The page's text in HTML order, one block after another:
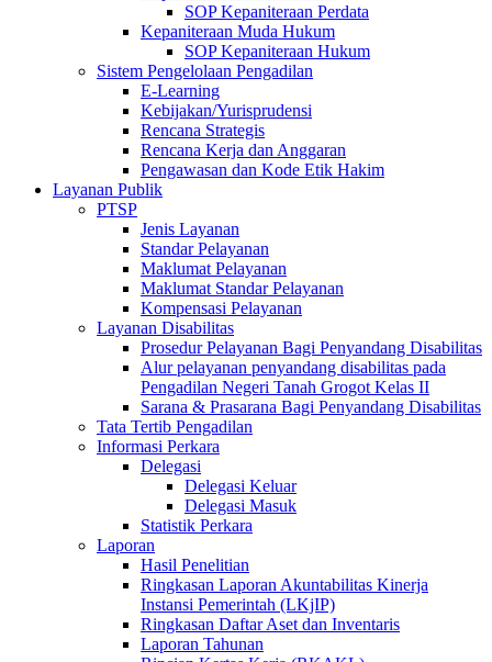
SOP Kepaniteraan Perdata
Kepaniteraan Muda Hukum
SOP Kepaniteraan Hukum
Sistem Pengelolaan Pengadilan
E-Learning
Kebijakan/Yurisprudensi
Rencana Strategis
Rencana Kerja dan Anggaran
Pengawasan dan Kode Etik Hakim
Layanan Publik
PTSP
Jenis Layanan
Standar Pelayanan
Maklumat Pelayanan
Maklumat Standar Pelayanan
Kompensasi Pelayanan
Layanan Disabilitas
Prosedur Pelayanan Bagi Penyandang Disabilitas
Alur pelayanan penyandang disabilitas pada
Pengadilan Negeri Tanah Grogot Kelas II
Sarana & Prasarana Bagi Penyandang Disabilitas
Tata Tertib Pengadilan
Informasi Perkara
Delegasi
Delegasi Keluar
Delegasi Masuk
Statistik Perkara
Laporan
Hasil Penelitian
Ringkasan Laporan Akuntabilitas Kinerja
Instansi Pemerintah (LKjIP)
Ringkasan Daftar Aset dan Inventaris
Laporan Tahunan